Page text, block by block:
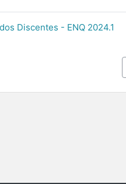
Discentes - ENQ 2024.1